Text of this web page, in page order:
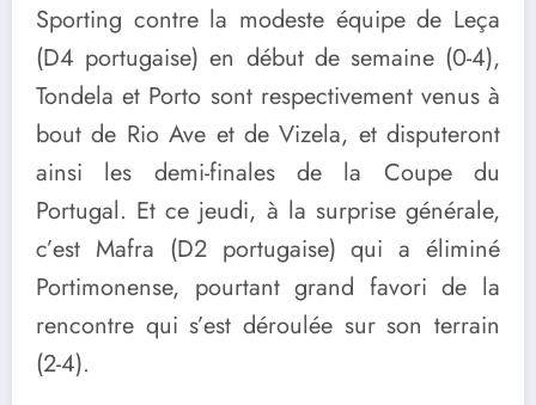
Sporting contre la modeste équipe de Leça
(D4 portugaise) en début de semaine (0-4),
Tondela et Porto sont respectivement venus à
bout de Rio Ave et de Vizela, et disputeront
ainsi les demi-finales de la Coupe du
Portugal. Et ce jeudi, à la surprise générale,
c’est Mafra (D2 portugaise) qui a éliminé
Portimonense, pourtant grand favori de la
rencontre qui s’est déroulée sur son terrain
(2-4).